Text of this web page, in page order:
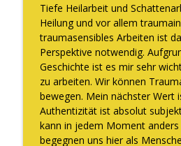
Tiefe Heilarbeit und
Heilung und vor allem
traumasensibles Arbeiten ist
Perspektive notwendig.
Geschichte ist es mir sehr
zu arbeiten. Wir können
bewegen. Mein nächster Wert
Authentizität ist absolut
kann in jedem Moment anders
begegnen uns hier als